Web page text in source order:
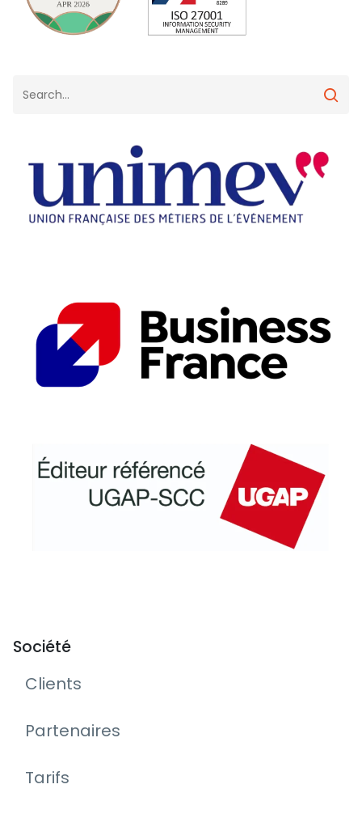
Société
Clients
Partenaires
Tarifs